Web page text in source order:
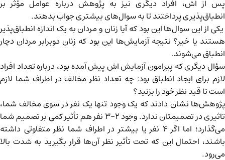
پس از اش، افراد دیگری نیز به پژوهش درباره عوامل مؤثر بر
انطباق‌پذیری پرداختند تا به سوال‌های بیشتری جواب بدهند.
یکی از این سوال‌ها این بود که آیا زنان و مردان به یک اندازه انطباق‌پذیر
هستند یا خیر؟ نتیجه آزمایش‌ها این بود که زنان دوبرابر مردان دچار
انطباق می‌شوند.
سؤال دیگری که پیرامون آزمایش اش پیش آمده بود، درباره تعداد افراد
لازم برای ایجاد انطباق بود: چه تعداد نظر مخالف در اطراف شما لازم
است تا قید نظر خود را بزنید؟
پژوهش‌ها نشان دادند که یک وجود تنها یک نفر در سوی مخالف شما،
تاثیری در تصمیمتان ندارد. وجود ۲-۳ نفر هم تأثیر کمی بر تصمیم شما
می‌گذارد؛ اما اگر ۴ نفر یا بیشتر در اطراف شما نظر متفاوتی داشته
باشند، احتمال این که تحت تأثیر نظر آن‌ها قرار بگیرید به شدت بالا
می‌رود.